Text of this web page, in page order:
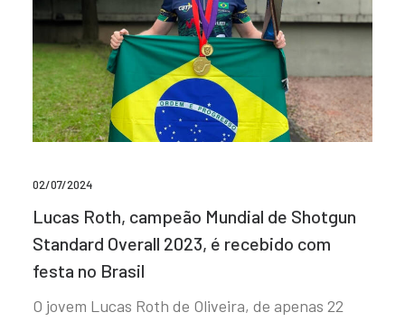
02/07/2024
Lucas Roth, campeão Mundial de Shotgun
Standard Overall 2023, é recebido com
festa no Brasil
O jovem Lucas Roth de Oliveira, de apenas 22